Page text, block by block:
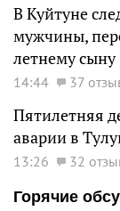
В Куйтуне
мужчины,
летнему сыну
14:44 37
Пятилетняя
аварии в
13:26
32
Горячие